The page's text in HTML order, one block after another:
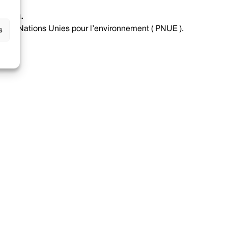
Nations Unies pour l’environnement ( PNUE ).